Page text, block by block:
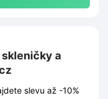
skleničky a
slevu až -10%